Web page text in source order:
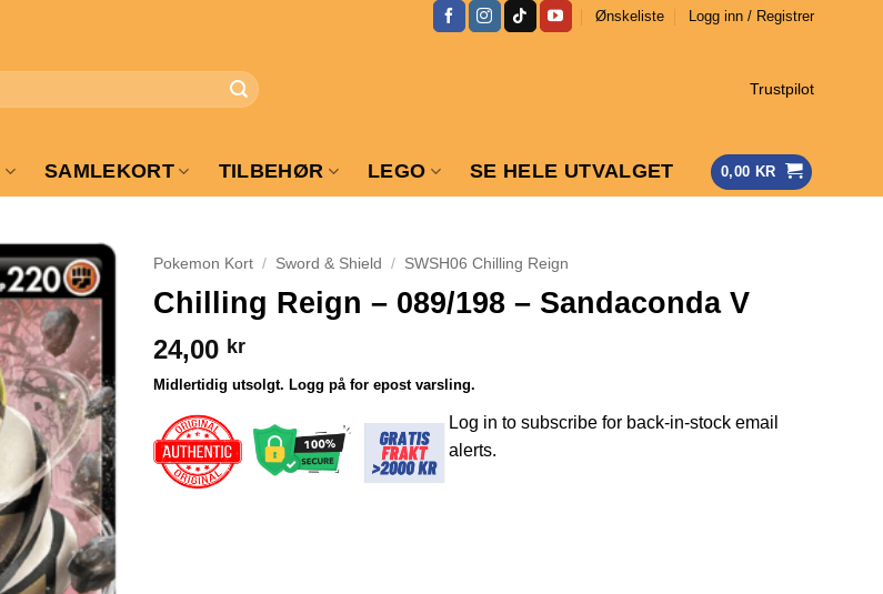
Ønskeliste Logg inn / Registrer
Trustpilot
SAMLEKORT TILBEHØR LEGO SE HELE UTVALGET 0,00 KR
Pokemon Kort / Sword & Shield / SWSH06 Chilling Reign
Chilling Reign – 089/198 – Sandaconda V
24,00 kr
Midlertidig utsolgt. Logg på for epost varsling.
Log in to subscribe for back-in-stock email
alerts.